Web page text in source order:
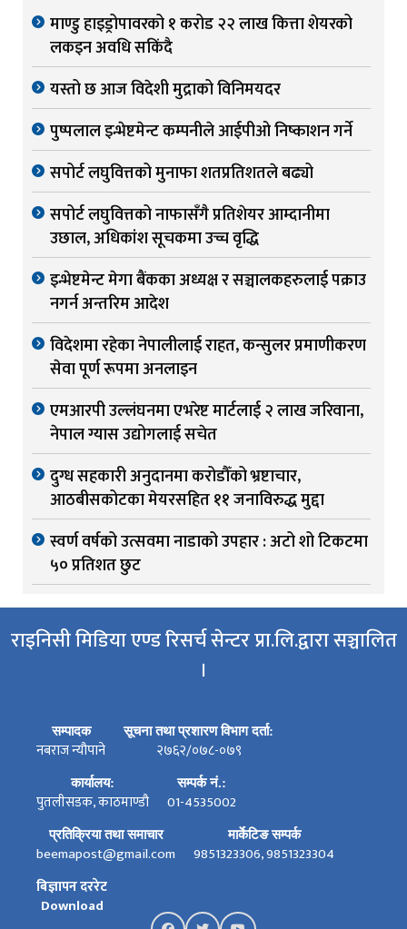
माण्डु हाइड्रोपावरको १ करोड २२ लाख कित्ता शेयरको
लकइन अवधि सकिंदै
यस्तो छ आज विदेशी मुद्राको विनिमयदर
पुष्पलाल इन्भेष्टमेन्ट कम्पनीले आईपीओ निष्काशन गर्ने
सपोर्ट लघुवित्तको मुनाफा शतप्रतिशतले बढ्यो
सपोर्ट लघुवित्तको नाफासँगै प्रतिशेयर आम्दानीमा
उछाल, अधिकांश सूचकमा उच्च वृद्धि
इन्भेष्टमेन्ट मेगा बैंकका अध्यक्ष र सञ्चालकहरुलाई पक्राउ
नगर्न अन्तरिम आदेश
विदेशमा रहेका नेपालीलाई राहत, कन्सुलर प्रमाणीकरण
सेवा पूर्ण रूपमा अनलाइन
एमआरपी उल्लंघनमा एभरेष्ट मार्टलाई २ लाख जरिवाना,
नेपाल ग्यास उद्योगलाई सचेत
दुग्ध सहकारी अनुदानमा करोडौँको भ्रष्टाचार,
आठबीसकोटका मेयरसहित ११ जनाविरुद्ध मुद्दा
स्वर्ण वर्षको उत्सवमा नाडाको उपहार : अटो शो टिकटमा
५० प्रतिशत छुट
राइनिसी मिडिया एण्ड रिसर्च सेन्टर प्रा.लि.द्वारा सञ्चालित
।
सम्पादक
नबराज न्यौपाने
सूचना तथा प्रशारण विभाग दर्ता:
२७६२/०७८-०७९
कार्यालय:
पुतलीसडक, काठमाण्डौ
सम्पर्क नं.:
01-4535002
प्रतिक्रिया तथा समाचार
beemapost@gmail.com
मार्केटिङ सम्पर्क
9851323306, 9851323304
बिज्ञापन दररेट
Download